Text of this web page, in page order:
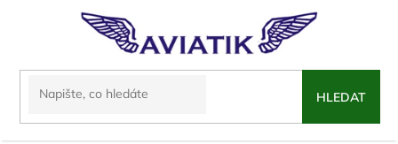
HLEDAT